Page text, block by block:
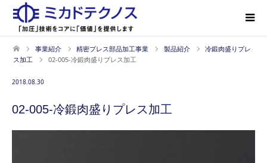
事業紹介 精密プレス部品加工事業 製品紹介
冷鍛肉盛りプレ
ス加工
02-005-冷鍛肉盛りプレス加工
2018.08.30
02-005-冷鍛肉盛りプレス加工